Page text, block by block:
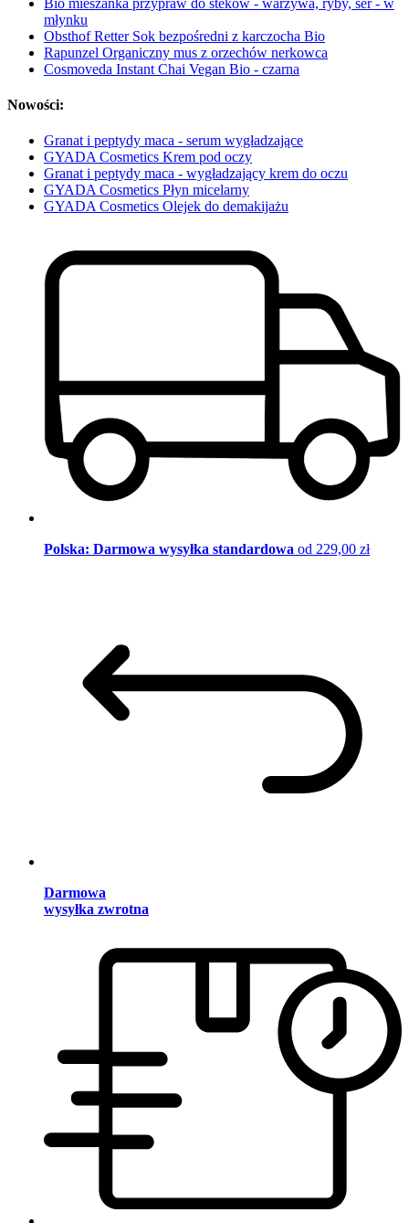
młynku
Obsthof Retter Sok bezpośredni z karczocha Bio
Rapunzel Organiczny mus z orzechów nerkowca
Cosmoveda Instant Chai Vegan Bio - czarna
Nowości:
Granat i peptydy maca - serum wygładzające
GYADA Cosmetics Krem pod oczy
Granat i peptydy maca - wygładzający krem do oczu
GYADA Cosmetics Płyn micelarny
GYADA Cosmetics Olejek do demakijażu
Polska: Darmowa wysyłka standardowa od 229,00 zł
Darmowa
wysyłka zwrotna